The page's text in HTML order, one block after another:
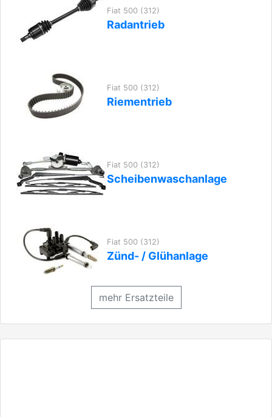
Fiat 500 (312)
Radantrieb
Fiat 500 (312)
Riementrieb
Fiat 500 (312)
Scheibenwaschanlage
Fiat 500 (312)
Zünd- / Glühanlage
mehr Ersatzteile